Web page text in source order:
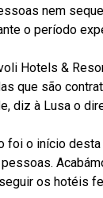
nem
o período
Hotels &
que são
diz à Lusa o
foi o início
os hotéis